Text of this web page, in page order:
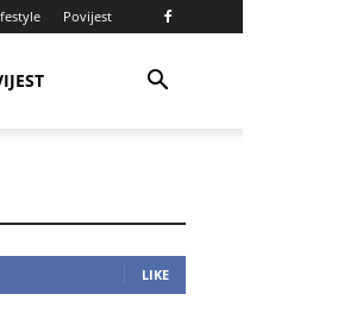
Povijest
LIKE